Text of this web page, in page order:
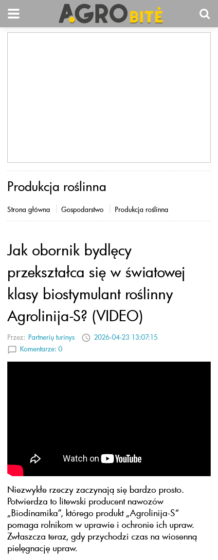
Produkcja roślinna
Strona główna Gospodarstwo Produkcja roślinna
Jak obornik bydlęcy
przekształca się w światowej
klasy biostymulant roślinny
Agrolinija-S? (VIDEO)
Przez: Partnerių turinys
2026-04-23 13:07:15
Komentarze: 0
Niezwykłe rzeczy zaczynają się bardzo prosto.
Potwierdza to litewski producent nawozów
„Biodinamika”, którego produkt „Agrolinija-S“
pomaga rolnikom w uprawie i ochronie ich upraw.
Zwłaszcza teraz, gdy przychodzi czas na wiosenną
pielęgnację upraw.